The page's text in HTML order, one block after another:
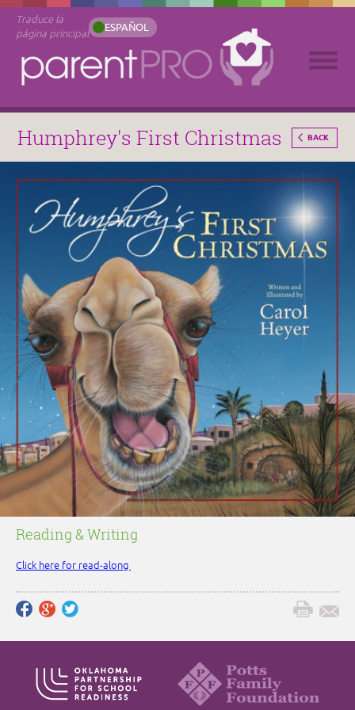
Traduce la
página principal
ESPAÑOL
Humphrey's First Christmas BACK
Reading & Writing
Click here for read-along